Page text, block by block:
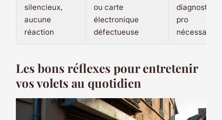
silencieux,
aucune
réaction
ou carte
électronique
défectueuse
diagnostic
pro
nécessaire
Les bons réflexes pour entretenir
vos volets au quotidien